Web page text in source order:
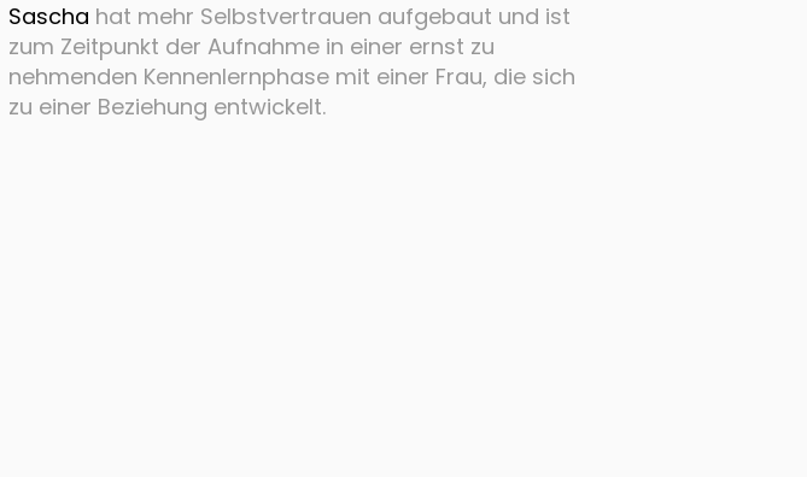
Sascha hat mehr Selbstvertrauen aufgebaut und ist
zum Zeitpunkt der Aufnahme in einer ernst zu
nehmenden Kennenlernphase mit einer Frau, die sich
zu einer Beziehung entwickelt.